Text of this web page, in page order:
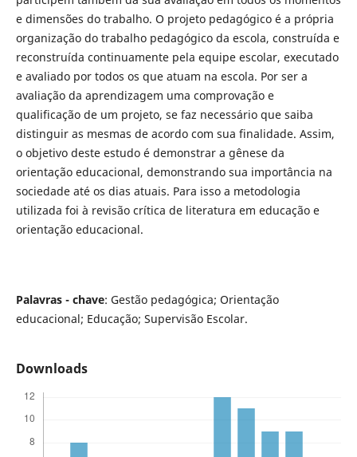
e dimensões do trabalho. O projeto pedagógico é a própria
organização do trabalho pedagógico da escola, construída e
reconstruída continuamente pela equipe escolar, executado
e avaliado por todos os que atuam na escola. Por ser a
avaliação da aprendizagem uma comprovação e
qualificação de um projeto, se faz necessário que saiba
distinguir as mesmas de acordo com sua finalidade. Assim,
o objetivo deste estudo é demonstrar a gênese da
orientação educacional, demonstrando sua importância na
sociedade até os dias atuais. Para isso a metodologia
utilizada foi à revisão crítica de literatura em educação e
orientação educacional.
Palavras - chave: Gestão pedagógica; Orientação
educacional; Educação; Supervisão Escolar.
Downloads